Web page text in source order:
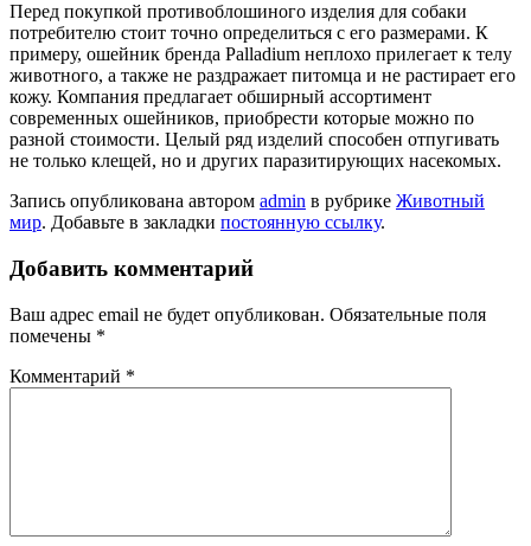
Перед покупкой противоблошиного изделия для собаки
потребителю стоит точно определиться с его размерами. К
примеру, ошейник бренда Palladium неплохо прилегает к телу
животного, а также не раздражает питомца и не растирает его
кожу. Компания предлагает обширный ассортимент
современных ошейников, приобрести которые можно по
разной стоимости. Целый ряд изделий способен отпугивать
не только клещей, но и других паразитирующих насекомых.
Запись опубликована автором admin в рубрике Животный
мир. Добавьте в закладки постоянную ссылку.
Добавить комментарий
Ваш адрес email не будет опубликован. Обязательные поля
помечены *
Комментарий *